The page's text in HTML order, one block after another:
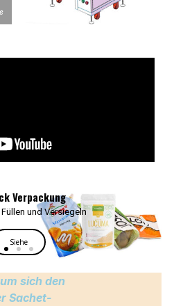
sich den
Sachet-